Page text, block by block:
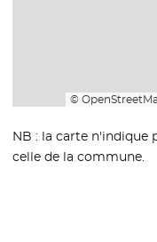
©
NB : la carte n'indique
celle de la commune.